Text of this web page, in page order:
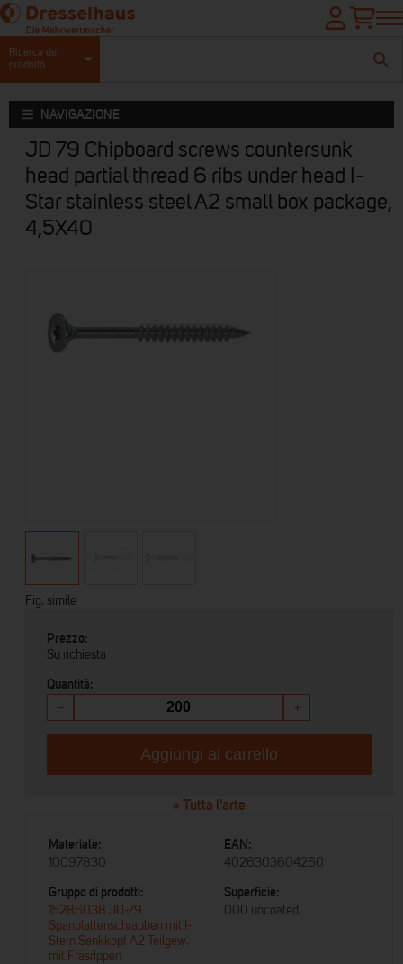
Ricerca del
prodotto
NAVIGAZIONE
JD 79 Chipboard screws countersunk
head partial thread 6 ribs under head I-
Star stainless steel A2 small box package,
4,5X40
Fig. simile
Materiale:
10097830
EAN:
4026303604260
Gruppo di prodotti:
15286038 JD-79
Spanplattenschrauben mit I-
Stern Senkkopf A2 Teilgew.
mit Fräsrippen
Superficie:
000 uncoated
Prezzo:
Su richiesta
Quantità:
Aggiungi al carrello
» Tutta l'arte